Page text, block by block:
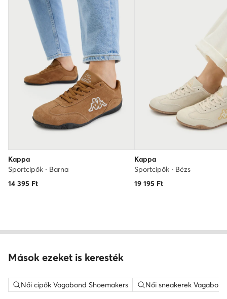
Kappa
Sportcipők · Barna
14 395 Ft
Kappa
Sportcipők · Bézs
19 195 Ft
Mások ezeket is keresték
Női cipők Vagabond Shoemakers Női sneakerek